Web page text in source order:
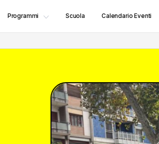
Programmi Scuola Calendario Eventi